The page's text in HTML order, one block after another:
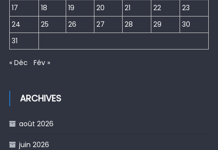
17
18 19 20 21 22
23
24
25 26 27 28 29
30
31
« Déc Fév »
ARCHIVES
août 2026
juin 2026